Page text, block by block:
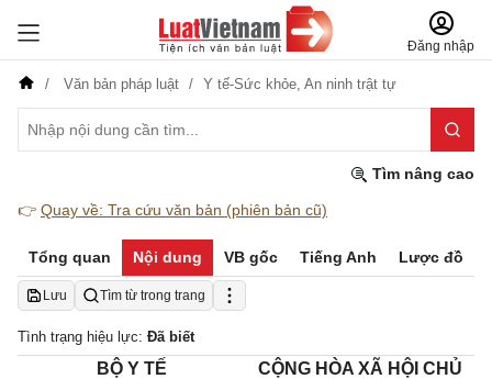
Đăng nhập
Văn bản pháp luật Y tế-Sức khỏe, An ninh trật tự
Tìm nâng cao
👉 Quay về: Tra cứu văn bản (phiên bản cũ)
Tổng quan Nội dung VB gốc Tiếng Anh Lược đồ
Lưu Tìm từ trong trang
Tình trạng hiệu lực: Đã biết
BỘ Y TẾ
CỘNG HÒA XÃ HỘI CHỦ